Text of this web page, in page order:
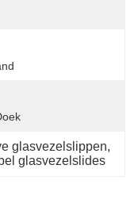
glasvezelslippen
glasvezelslides